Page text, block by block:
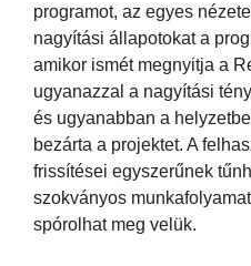
programot, az egyes
nagyítási állapotokat a
amikor ismét megnyitja a
ugyanazzal a nagyítási
és ugyanabban a
bezárta a projektet. A
frissítései egyszerűnek
szokványos
spórolhat meg velük.